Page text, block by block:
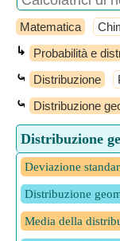
Matematica
↳ Probabilità e
⤿ Distribuzione
⤿ Distribuzione
Distribuzione
Deviazione
Distribuzione
Media della